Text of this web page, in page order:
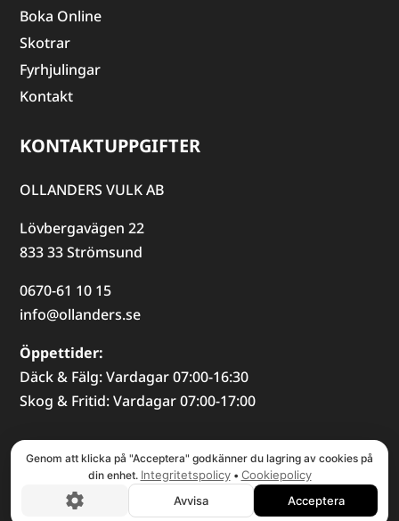
Boka Online
Skotrar
Fyrhjulingar
Kontakt
KONTAKTUPPGIFTER
OLLANDERS VULK AB
Lövbergavägen 22
833 33 Strömsund
0670-61 10 15
info@ollanders.se
Öppettider:
Däck & Fälg: Vardagar 07:00-16:30
Skog & Fritid: Vardagar 07:00-17:00
© COPYRIGHT 2026 , OLLANDERS AB
Genom att klicka på "Acceptera" godkänner du lagring av cookies på
din enhet. Integritetspolicy• Cookiepolicy
Avvisa
Acceptera